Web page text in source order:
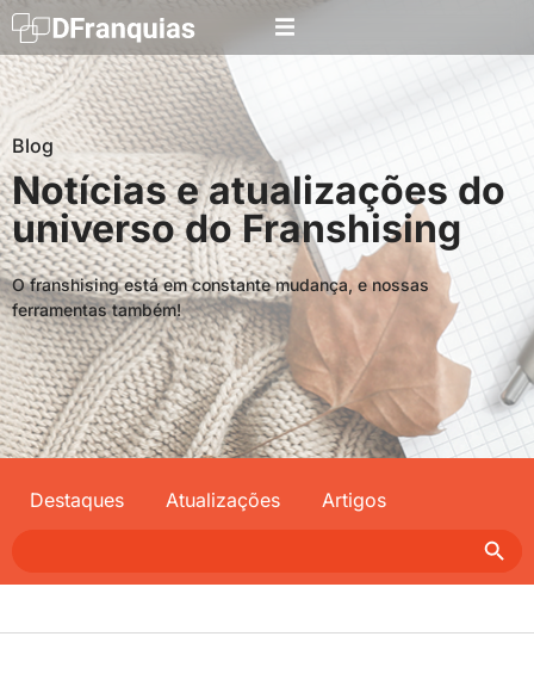
Blog
Notícias e atualizações do
universo do Franshising
O franshising está em constante mudança, e nossas
ferramentas também!
Destaques Atualizações
Artigos